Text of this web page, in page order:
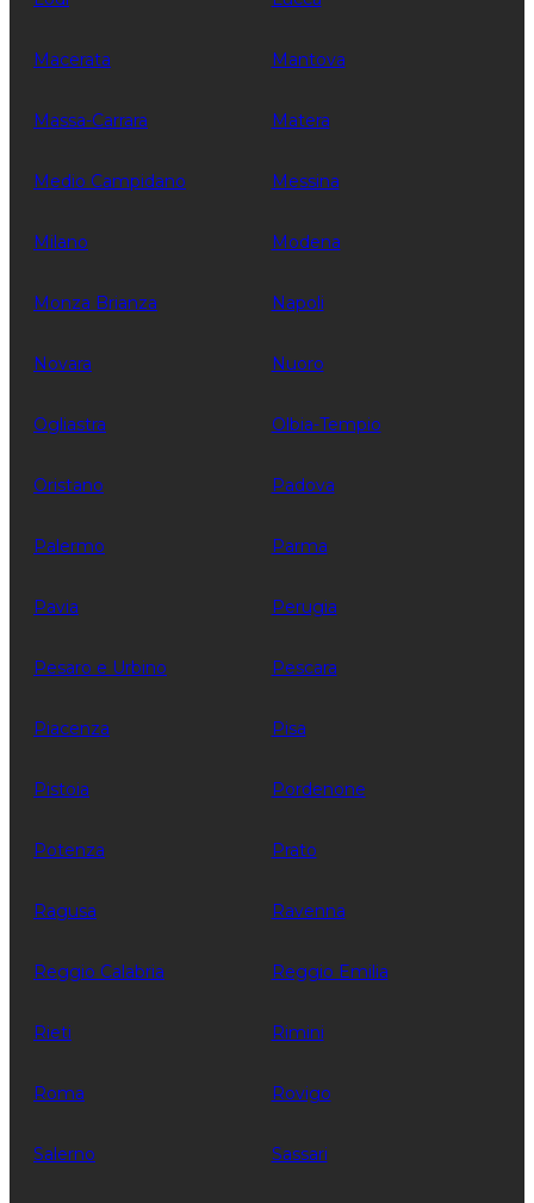
Macerata Mantova
Massa-Carrara Matera
Medio Campidano Messina
Milano Modena
Monza Brianza Napoli
Novara Nuoro
Ogliastra Olbia-Tempio
Oristano Padova
Palermo Parma
Pavia Perugia
Pesaro e Urbino Pescara
Piacenza Pisa
Pistoia Pordenone
Potenza Prato
Ragusa Ravenna
Reggio Calabria Reggio Emilia
Rieti Rimini
Roma Rovigo
Salerno Sassari